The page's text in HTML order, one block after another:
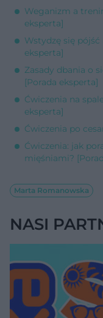
Weganizm a
eksperta]
Wstydzę się pójść
eksperta]
Zasady dbania o
[Porada eksperta]
Ćwiczenia na
eksperta]
Ćwiczenia po
Ćwiczenia: jak
mięśniami?
Marta Romanowska
NASI